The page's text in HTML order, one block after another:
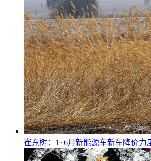
崔东树：1~6月新能源车新车降价力